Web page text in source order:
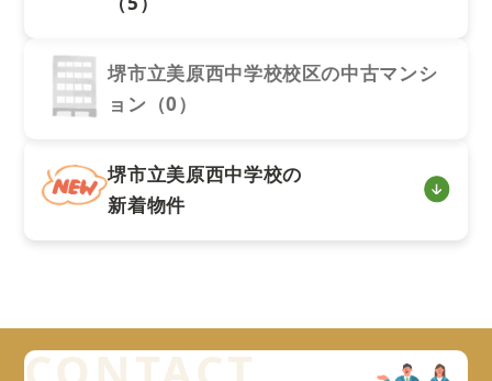
堺市立美原西中学校校区の中古マンシ
ョン（0）
堺市立美原西中学校の
新着物件